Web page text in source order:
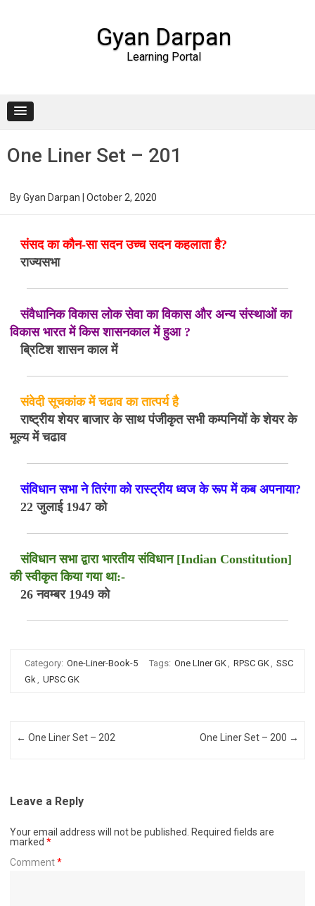
Gyan Darpan
Learning Portal
One Liner Set – 201
ByGyan Darpan October 2, 2020
संसद का कौन-सा सदन उच्च सदन कहलाता है?
राज्यसभा
संवैधानिक विकास लोक सेवा का विकास और अन्य संस्थाओं का
विकास भारत में किस शासनकाल में हुआ ?
ब्रिटिश शासन काल में
संवेदी सूचकांक में चढाव का तात्पर्य है
राष्ट्रीय शेयर बाजार के साथ पंजीकृत सभी कम्पनियों के शेयर के
मूल्य में चढाव
संविधान सभा ने तिरंगा को रास्ट्रीय ध्वज के रूप में कब अपनाया?
22 जुलाई 1947 को
संविधान सभा द्वारा भारतीय संविधान [Indian Constitution]
की स्वीकृत किया गया था:-
26 नवम्बर 1949 को
Category: One-Liner-Book-5 Tags: One LIner GK, RPSC GK, SSC
Gk, UPSC GK
Post navigation
← One Liner Set – 202 One Liner Set – 200 →
Leave a Reply
Your email address will not be published.
Required fields are
marked *
Comment*